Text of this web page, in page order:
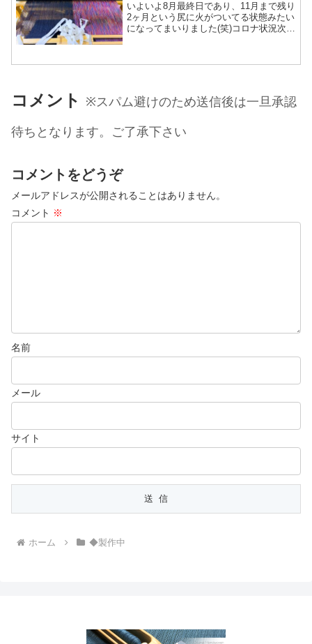
いよいよ8月最終日であり、11月まで残り
2ヶ月という尻に火がついてる状態みたい
になってまいりました(笑)コロナ状況次第
っ！・ツートン赤Ver×3本 ←今織って
コメント ※スパム避けのため送信後は一旦承認
待ちとなります。ご了承下さい
コメントをどうぞ
メールアドレスが公開されることはありません。
コメント ※
名前
メール
サイト
ホーム ◆製作中